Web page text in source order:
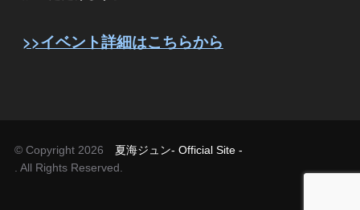
>>イベント詳細はこちらから
© Copyright 2026 夏海ジュン- Official Site -
. All Rights Reserved.